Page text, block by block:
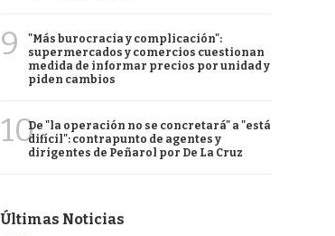
9
"Más burocracia y complicación":
supermercados y comercios cuestionan
medida de informar precios por unidad y
piden cambios
10De "la operación no se concretará" a "está
difícil": contrapunto de agentes y
dirigentes de Peñarol por De La Cruz
Últimas Noticias